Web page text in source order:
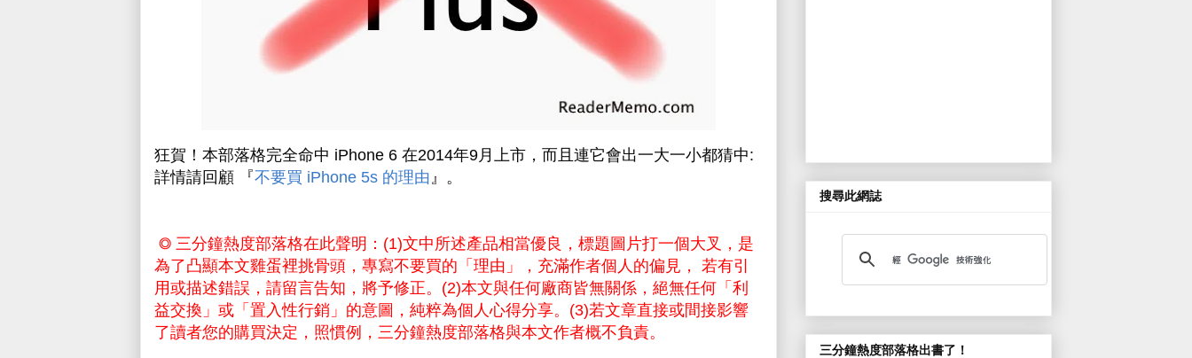
狂賀！本部落格完全命中 iPhone 6 在2014年9月 上市 ，而且連它會出一大一小都猜中:
詳情請回顧 『不要買 iPhone 5s 的理由 』。
◎ 三分鐘熱度部落格在此聲明：(1)文中所述產品相當優良，標題圖片打一個大叉，是
為了凸顯本文雞蛋裡挑骨頭，專寫不要買的「理由」，充滿作者個人的偏見， 若有引
用或描述錯誤，請留言告知，將予修正。(2)本文與任何廠商皆無關係，絕無任何「利
益交換」或「置入性行銷」的意圖，純粹為個人心得分享。(3)若文章直接或間接影響
了讀者您的購買決定，照慣例，三分鐘熱度部落格與本文作者概不負責。
搜尋此網誌
三分鐘熱度部落格出書了！